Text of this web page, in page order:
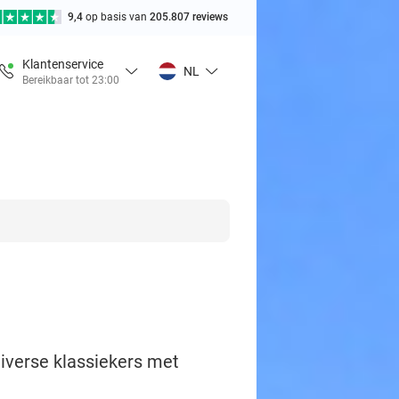
9,4 op basis van 205.807 reviews
Klantenservice
Bereikbaar tot 23:00
NL
klassiekers met